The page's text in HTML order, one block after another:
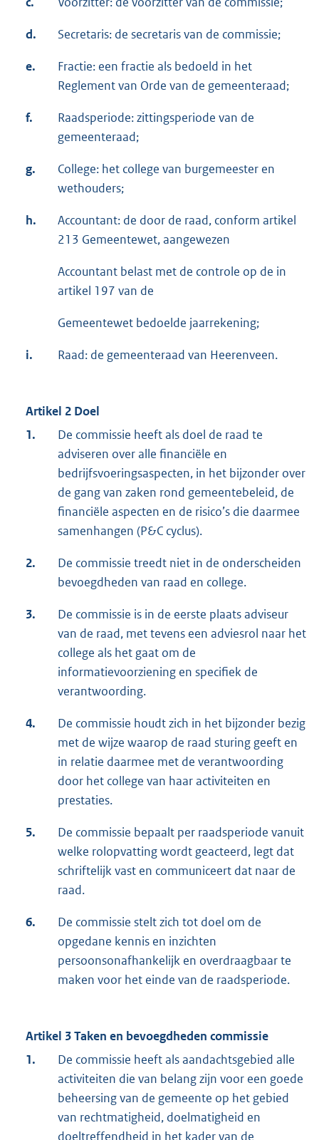
d. Secretaris: de secretaris van de commissie;
e.
Fractie: een fractie als bedoeld in het
Reglement van Orde van de gemeenteraad;
f.
Raadsperiode: zittingsperiode van de
gemeenteraad;
g.
College: het college van burgemeester en
wethouders;
h.
Accountant: de door de raad, conform artikel
213 Gemeentewet, aangewezen
Accountant belast met de controle op de in
artikel 197 van de
Gemeentewet bedoelde jaarrekening;
i. Raad: de gemeenteraad van Heerenveen.
Artikel 2 Doel
1.
De commissie heeft als doel de raad te
adviseren over alle financiële en
bedrijfsvoeringsaspecten, in het bijzonder over
de gang van zaken rond gemeentebeleid, de
financiële aspecten en de risico’s die daarmee
samenhangen (P&C cyclus).
2.
De commissie treedt niet in de onderscheiden
bevoegdheden van raad en college.
3.
De commissie is in de eerste plaats adviseur
van de raad, met tevens een adviesrol naar het
college als het gaat om de
informatievoorziening en specifiek de
verantwoording.
4.
De commissie houdt zich in het bijzonder bezig
met de wijze waarop de raad sturing geeft en
in relatie daarmee met de verantwoording
door het college van haar activiteiten en
prestaties.
5.
De commissie bepaalt per raadsperiode vanuit
welke rolopvatting wordt geacteerd, legt dat
schriftelijk vast en communiceert dat naar de
raad.
6.
De commissie stelt zich tot doel om de
opgedane kennis en inzichten
persoonsonafhankelijk en overdraagbaar te
maken voor het einde van de raadsperiode.
Artikel 3 Taken en bevoegdheden commissie
1.
De commissie heeft als aandachtsgebied alle
activiteiten die van belang zijn voor een goede
beheersing van de gemeente op het gebied
van rechtmatigheid, doelmatigheid en
doeltreffendheid in het kader van de